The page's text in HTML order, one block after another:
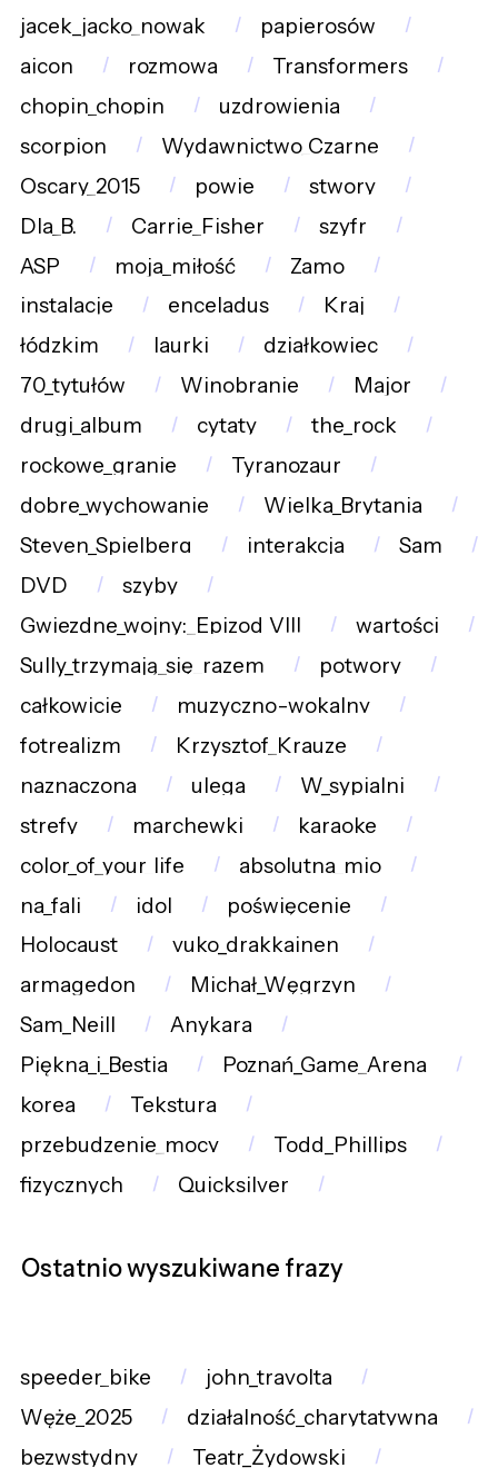
jacek_jacko_nowak
papierosów
aicon
rozmowa
Transformers
chopin_chopin
uzdrowienia
scorpion
Wydawnictwo_Czarne
Oscary_2015
powie
stwory
Dla_B.
Carrie_Fisher
szyfr
ASP
moja_miłość
Zamo
instalacje
enceladus
Kraj
łódzkim
laurki
działkowiec
70_tytułów
Winobranie
Major
drugi_album
cytaty
the_rock
rockowe_granie
Tyranozaur
dobre_wychowanie
Wielka_Brytania
Steven_Spielberg
interakcja
Sam
DVD
szyby
Gwiezdne_wojny:_Epizod_VIII
wartości
Sully_trzymają_się_razem
potwory
całkowicie
muzyczno-wokalny
fotrealizm
Krzysztof_Krauze
naznaczona
ulega
W_sypialni
strefy
marchewki
karaoke
color_of_your_life
absolutna_mio
na_fali
idol
poświęcenie
Holocaust
vuko_drakkainen
armagedon
Michał_Węgrzyn
Sam_Neill
Anykara
Piękna_i_Bestia
Poznań_Game_Arena
korea
Tekstura
przebudzenie_mocy
Todd_Phillips
fizycznych
Quicksilver
Ostatnio wyszukiwane frazy
speeder_bike
john_travolta
Węże_2025
działalność_charytatywna
bezwstydny
Teatr_Żydowski